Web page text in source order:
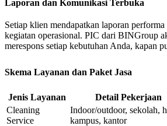
Laporan dan Komunikasi Terbuka
Setiap klien mendapatkan laporan performa
kegiatan operasional. PIC dari BINGroup
merespons setiap kebutuhan Anda, kapan
Skema Layanan dan Paket Jasa
Jenis Layanan Detail Pekerjaan
Cleaning
Service
Indoor/outdoor, sekolah,
kampus, kantor